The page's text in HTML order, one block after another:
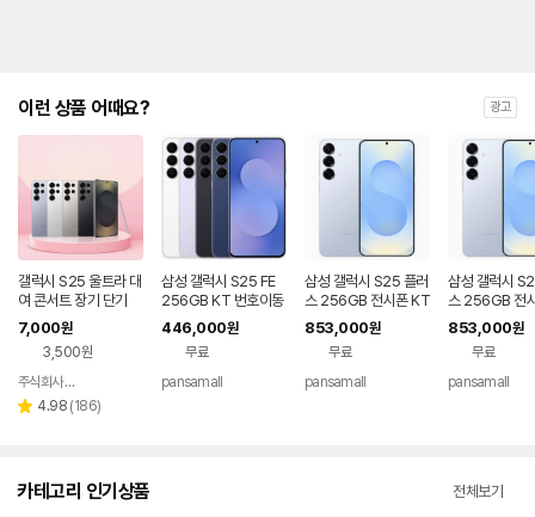
는
대
략
인
을
안
내
를
나
타
는
표
이런 상품 어때요? 광고
갤럭시 S25 울트라 대
여 콘서트 장기 단기
7,000원
3,500원
페이
주식회사 폰빌리지
별 4.98 리
(186)
삼성 갤럭시 S25 FE
256GB KT 번호이동
공시지원 완납
446,000원
무료
pansamall
삼성 갤럭시 S25 플러
스 256GB 전시폰 KT
번호이동 완납 90요금
제
853,000원
무료
pansamall
삼성 갤럭시
스 256GB 전
기기변경 완납
853,000원
무료
pansamall
카테고리 인기상품 전체보기